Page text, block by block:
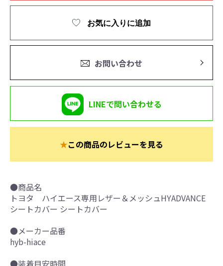
お気に入りに追加
お問い合わせ
LINEで問い合わせる
★この商品のレビューを見る
●商品名
トヨタ ハイエース専用レザー＆メッシュHYADVANCE
シートカバー シートカバー
●メーカー品番
hyb-hiace
●装着目安時間